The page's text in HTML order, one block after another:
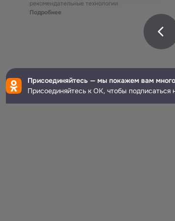
рекомендательные технологии
Подробнее
Присоединяйтесь — мы покажем вам
Присоединяйтесь к ОК, чтобы подписаться